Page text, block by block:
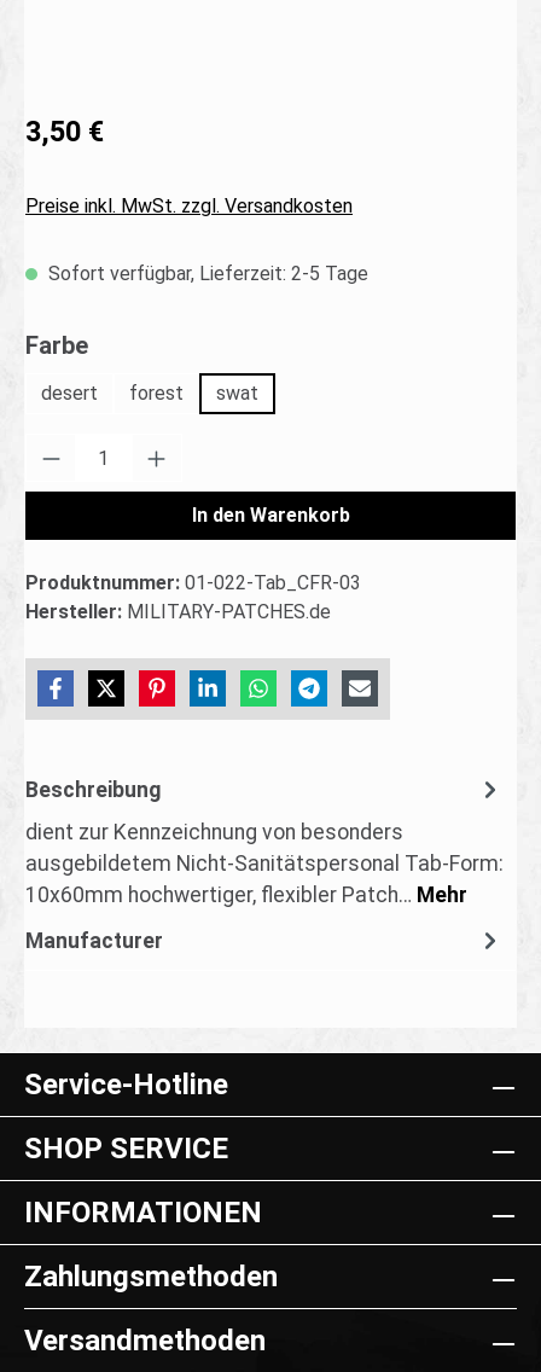
3,50 €
Preise inkl. MwSt. zzgl. Versandkosten
Sofort verfügbar, Lieferzeit: 2-5 Tage
Farbeauswählen
desert forest swat
Produkt Anzahl: Gib den gewünschten
In den Warenkorb
Produktnummer: 01-022-Tab_CFR-03
Hersteller: MILITARY-PATCHES.de
Beschreibung
dient zur Kennzeichnung von besonders
ausgebildetem Nicht-Sanitätspersonal Tab-Form:
10x60mm hochwertiger, flexibler Patch… Mehr
Manufacturer
Service-Hotline
SHOP SERVICE
INFORMATIONEN
Zahlungsmethoden
Versandmethoden